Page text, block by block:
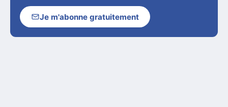
Je m'abonne gratuitement